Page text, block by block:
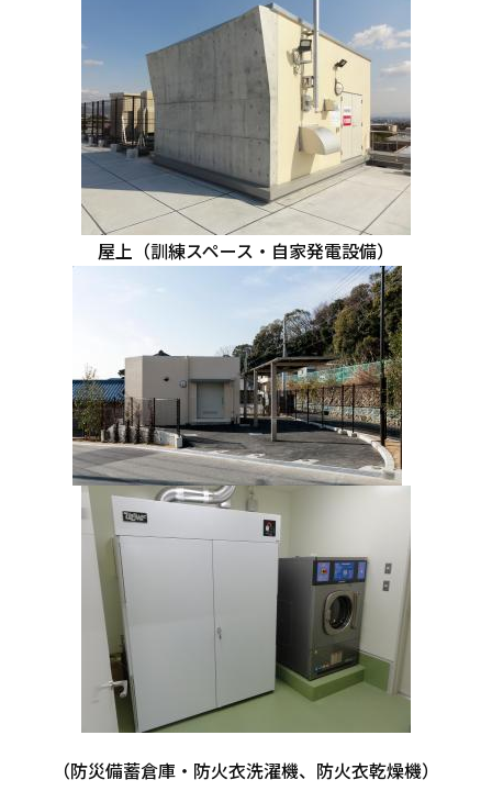
屋上（訓練スペース・自家発電設備）
（防災備蓄倉庫・防火衣洗濯機、防火衣乾燥機）